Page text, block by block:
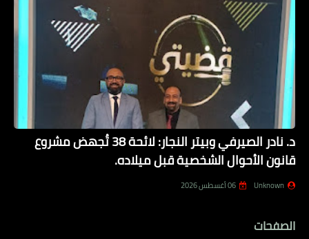
د. نادر الصيرفي وبيتر النجار: لائحة 38 تُجهض مشروع
قانون الأحوال الشخصية قبل ميلاده.
Unknown 06 أغسطس 2026
الصفحات